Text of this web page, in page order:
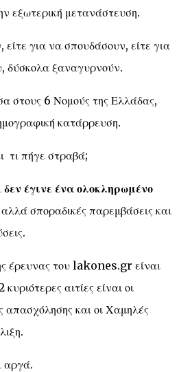
εξωτερική μετανάστευση.
για να σπουδάσουν, είτε για
δύσκολα ξαναγυρνούν.
στους 6 Νομούς της Ελλάδας,
κατάρρευση.
τι πήγε στραβά;
δεν έγινε ένα ολοκληρωμένο
σποραδικές παρεμβάσεις και
έρευνας του lakones.gr είναι
αιτίες είναι οι
απασχόλησης και οι Χαμηλές
αργά.